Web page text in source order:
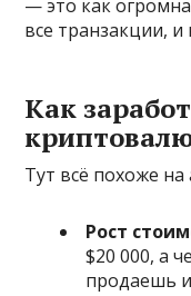
— это как
все транзакции,
Как
Тут всё похоже на
Рост
$20 000, а
продаешь